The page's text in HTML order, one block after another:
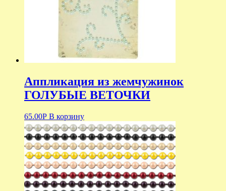
Аппликация из жемчужинок
ГОЛУБЫЕ ВЕТОЧКИ
65.00Р В корзину